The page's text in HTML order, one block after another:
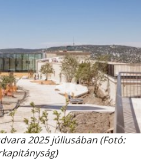
2025 júliusában (Fotó: